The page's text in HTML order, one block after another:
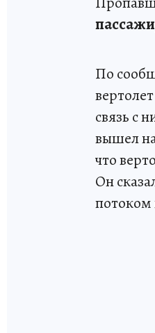
По
связь с
вышел
что
Он
потоком